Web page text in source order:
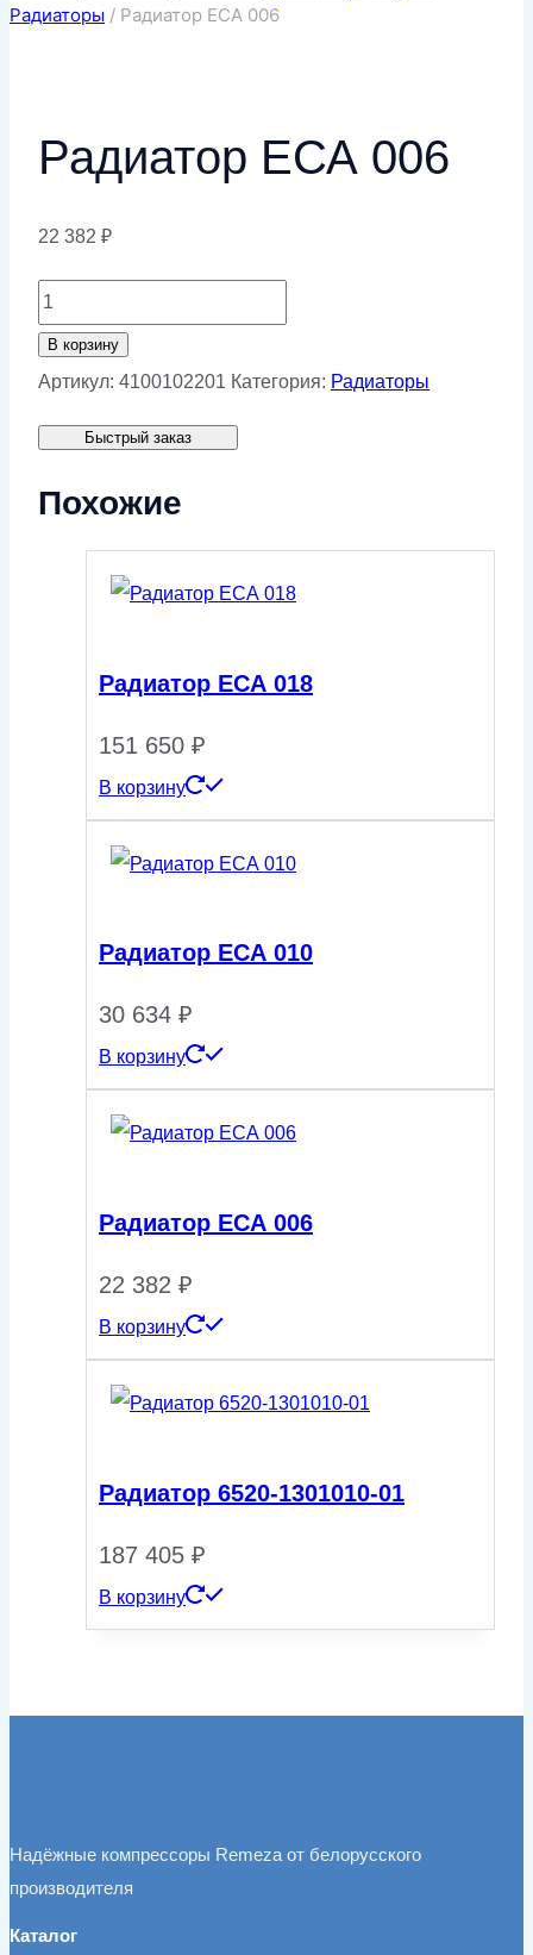
Радиаторы / Радиатор ЕСА 006
Радиатор ЕСА 006
22 382 ₽
Количество
товара
Радиатор
006
В корзину
Артикул: 4100102201 Категория: Радиаторы
Быстрый заказ
Похожие
Радиатор ЕСА 018
151 650 ₽
В корзину
Радиатор ЕСА 010
30 634 ₽
В корзину
Радиатор ЕСА 006
22 382 ₽
В корзину
Радиатор 6520-1301010-01
187 405 ₽
В корзину
Надёжные компрессоры Remeza от белорусского
производителя
Каталог